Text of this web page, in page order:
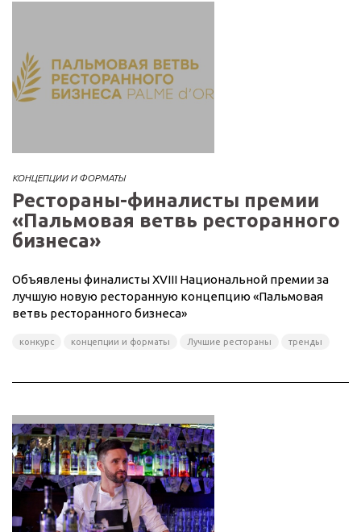
КОНЦЕПЦИИ И ФОРМАТЫ
Рестораны-финалисты премии
«Пальмовая ветвь ресторанного
бизнеса»
Объявлены финалисты XVIII Национальной премии за
лучшую новую ресторанную концепцию «Пальмовая
ветвь ресторанного бизнеса»
конкурс концепции и форматы Лучшие рестораны тренды